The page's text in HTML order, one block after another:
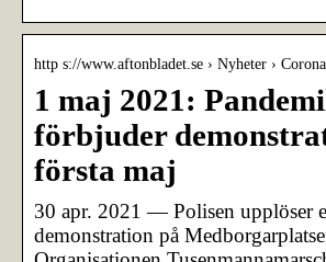
http s://www.aftonbladet.se › Nyheter ›
1 maj 2021:
förbjuder
första maj
30 apr. 2021 — Polisen upplöser
demonstration på